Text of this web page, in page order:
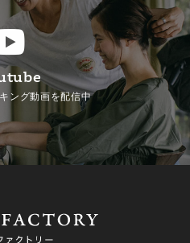
ング動画を配信中